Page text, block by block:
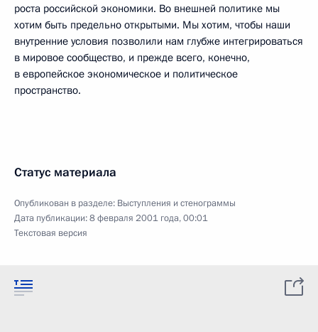
роста российской экономики. Во внешней политике мы
хотим быть предельно открытыми. Мы хотим, чтобы наши
внутренние условия позволили нам глубже интегрироваться
в мировое сообщество, и прежде всего, конечно,
в европейское экономическое и политическое
пространство.
Статус материала
Опубликован в разделе: Выступления и стенограммы
Дата публикации:8 февраля 2001 года, 00:01
Текстовая версия